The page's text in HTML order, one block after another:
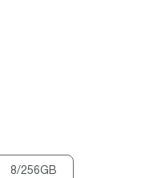
8/256GB